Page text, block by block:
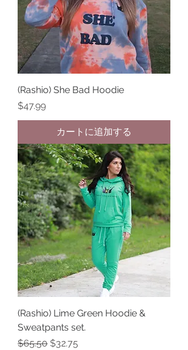
(Rashio) She Bad Hoodie
価格
$47.99
カートに追加する
(Rashio) Lime Green Hoodie &
Sweatpants set.
通常価格
$65.50 セール価格
$32.75